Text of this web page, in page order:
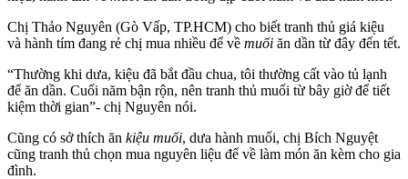
Chị Thảo Nguyên (Gò Vấp, TP.HCM) cho biết tranh thủ giá kiệu
và hành tím đang rẻ chị mua nhiều để về muối ăn dần từ đây đến tết.
“Thường khi dưa, kiệu đã bắt đầu chua, tôi thường cất vào tủ lạnh
để ăn dần. Cuối năm bận rộn, nên tranh thủ muối từ bây giờ để tiết
kiệm thời gian”- chị Nguyên nói.
Cũng có sở thích ăn kiệu muối, dưa hành muối, chị Bích Nguyệt
cũng tranh thủ chọn mua nguyên liệu để về làm món ăn kèm cho gia
đình.